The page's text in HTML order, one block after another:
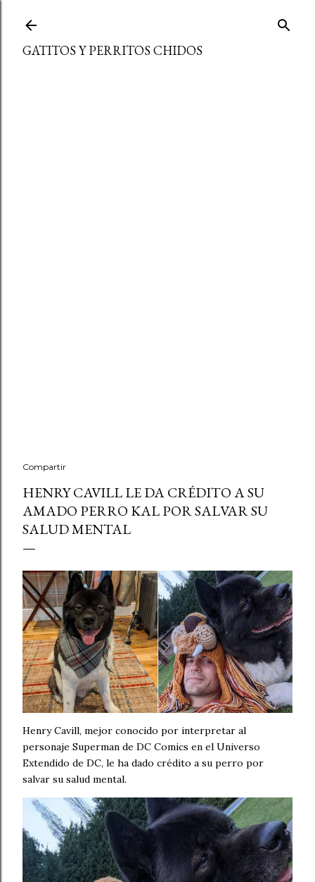
GATITOS Y PERRITOS CHIDOS
Compartir
HENRY CAVILL LE DA CRÉDITO A SU
AMADO PERRO KAL POR SALVAR SU
SALUD MENTAL
Henry Cavill, mejor conocido por interpretar al
personaje Superman de DC Comics en el Universo
Extendido de DC, le ha dado crédito a su perro por
salvar su salud mental.